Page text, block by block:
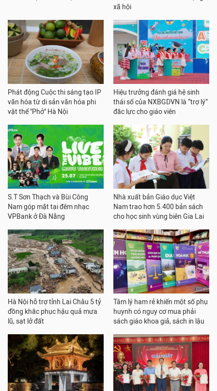
xã hội
Phát động Cuộc thi sáng tạo IP
văn hóa từ di sản văn hóa phi
vật thể "Phở" Hà Nội
Hiệu trưởng đánh giá hệ sinh
thái số của NXBGDVN là “trợ lý”
đắc lực cho giáo viên
S.T Sơn Thạch và Bùi Công
Nam góp mặt tại đêm nhạc
VPBank ở Đà Nẵng
Nhà xuất bản Giáo dục Việt
Nam trao hơn 5.400 bản sách
cho học sinh vùng biên Gia Lai
Hà Nội hỗ trợ tỉnh Lai Châu 5 tỷ
đồng khắc phục hậu quả mưa
lũ, sạt lở đất
Tâm lý ham rẻ khiến một số phụ
huynh có nguy cơ mua phải
sách giáo khoa giả, sách in lậu